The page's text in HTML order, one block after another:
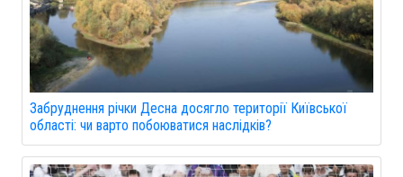
Забруднення річки Десна досягло території Київської
області: чи варто побоюватися наслідків?